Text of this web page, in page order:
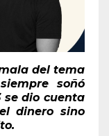
del tema
soñó
se dio cuenta
dinero sino